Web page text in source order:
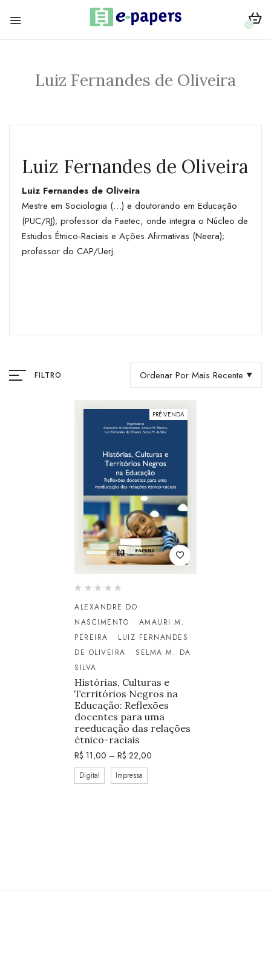
0
Luiz Fernandes de Oliveira
Luiz Fernandes de Oliveira
Luiz Fernandes de Oliveira
Mestre em Sociologia (…) e doutorando em Educação
(PUC/RJ); professor da Faetec, onde integra o Núcleo de
Estudos Étnico-Raciais e Ações Afirmativas (Neera);
professor do CAP/Uerj.
FILTRO Ordenar Por Mais Recente
PRÉ-VENDA
ALEXANDRE DO
NASCIMENTO
AMAURI M.
PEREIRA
LUIZ FERNANDES
DE OLIVEIRA
SELMA M. DA
SILVA
Histórias, Culturas e
Territórios Negros na
Educação: Reflexões
docentes para uma
reeducação das relações
étnico-raciais
R$ 11,00 – R$ 22,00
Digital Impressa